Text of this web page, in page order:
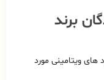
برند
های ویتامینی مورد